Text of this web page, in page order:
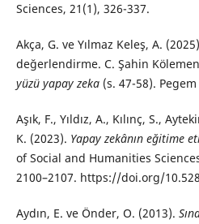
Sciences, 21(1), 326-337.
Akça, G. ve Yılmaz Keleş, A.
değerlendirme. C. Şahin
yüzü yapay zeka (s. 47-58).
Aşık, F., Yıldız, A., Kılınç, S.,
K. (2023). Yapay zekânın eğitime
of Social and Humanities
2100–2107. https://doi.org/
Aydın, E. ve Önder, O. (2013).